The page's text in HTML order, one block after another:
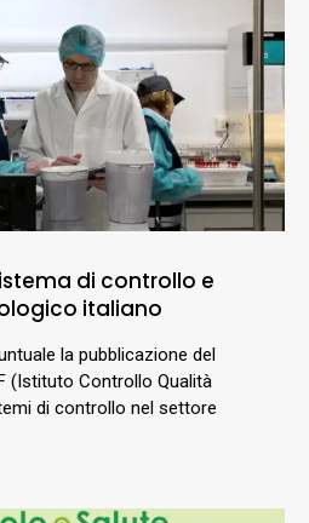
di controllo e
italiano
la pubblicazione del
(Istituto Controllo Qualità
di controllo nel settore